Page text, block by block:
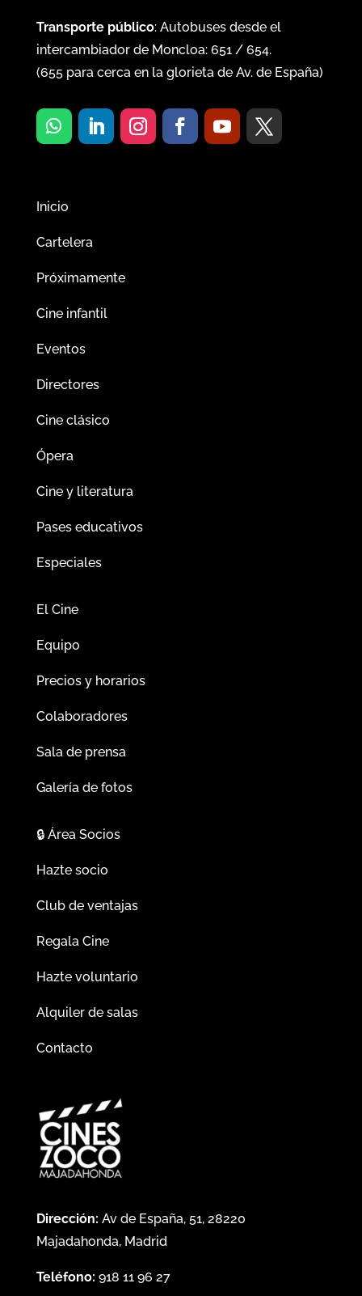
Transporte público: Autobuses desde el
intercambiador de Moncloa: 651/ 654.
(655para cerca en la glorieta de Av. de España)
Inicio
Cartelera
Próximamente
Cine infantil
Eventos
Directores
Cine clásico
Ópera
Cine y literatura
Pases educativos
Especiales
El Cine
Equipo
Precios y horarios
Colaboradores
Sala de prensa
Galería de fotos
🔒Área Socios
Hazte socio
Club de ventajas
Regala Cine
Hazte voluntario
Alquiler de salas
Contacto
Dirección: Av de España, 51, 28220
Majadahonda, Madrid
Teléfono: 918 11 96 27